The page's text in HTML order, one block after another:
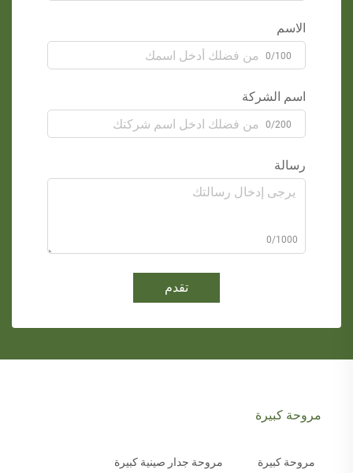
الاسم
0/100
اسم الشركة
0/200
رسالة
0/1000
تقدم
مروحة كبيرة
مروحة كبيرة مروحة جدار صينية كبيرة